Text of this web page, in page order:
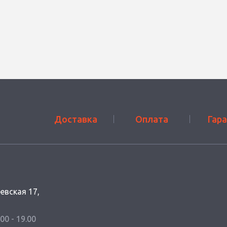
Доставка Оплата
17,
- 19.00